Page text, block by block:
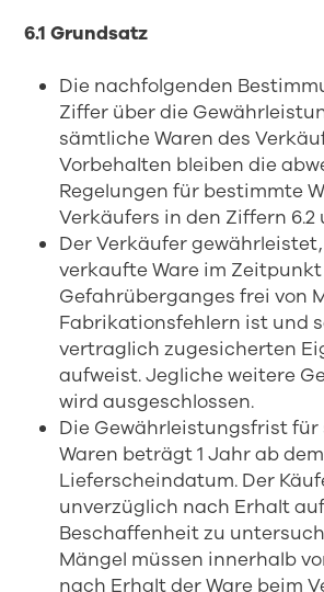
6.1 Grundsatz
Die nachfolgenden
Ziffer über die
sämtliche Waren des
Vorbehalten bleiben die
Regelungen für bestimmte
Verkäufers in den Ziffern 6.2
Der Verkäufer
verkaufte Ware im Zeitpunkt
Gefahrüberganges frei von
Fabrikationsfehlern ist und
vertraglich zugesicherten
aufweist. Jegliche weitere
wird ausgeschlossen.
Die Gewährleistungsfrist
Waren beträgt 1 Jahr ab dem
Lieferscheindatum. Der
unverzüglich nach Erhalt
Beschaffenheit zu
Mängel müssen innerhalb
nach Erhalt der Ware beim